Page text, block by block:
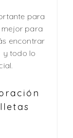
para
para
encontrar
y todo lo